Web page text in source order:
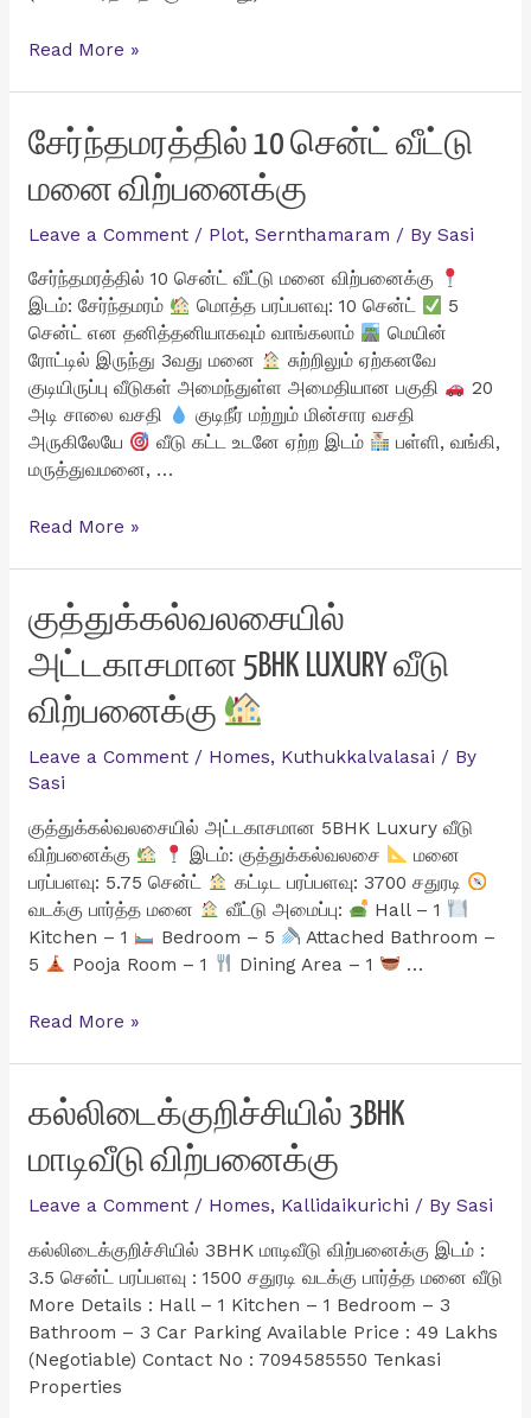
சுரண்டை
4
சென்ட்
வீட்டு
விற்பனைக்கு
Read More »
சேர்ந்தமரத்தில் 10 சென்ட் வீட்டு
மனை விற்பனைக்கு
Leave a Comment / Plot, Sernthamaram / By Sasi
சேர்ந்தமரத்தில் 10 சென்ட் வீட்டு மனை விற்பனைக்கு
இடம்: சேர்ந்தமரம்
மொத்த பரப்பளவு: 10 சென்ட்
5
சென்ட் என தனித்தனியாகவும் வாங்கலாம்
மெயின்
ரோட்டில் இருந்து 3வது மனை
சுற்றிலும் ஏற்கனவே
குடியிருப்பு வீடுகள் அமைந்துள்ள அமைதியான பகுதி
20
அடி சாலை வசதி
குடிநீர் மற்றும் மின்சார வசதி
அருகிலேயே
வீடு கட்ட உடனே ஏற்ற இடம்
பள்ளி, வங்கி,
மருத்துவமனை, …
சேர்ந்தமரத்தில்
வீட்டு
மனை
விற்பனைக்கு
Read More »
குத்துக்கல்வலசையில்
அட்டகாசமான 5BHK LUXURY வீடு
விற்பனைக்கு
Leave a Comment / Homes, Kuthukkalvalasai / By
Sasi
குத்துக்கல்வலசையில் அட்டகாசமான 5BHK Luxury வீடு
விற்பனைக்கு
இடம்: குத்துக்கல்வலசை
மனை
பரப்பளவு: 5.75 சென்ட்
கட்டிட பரப்பளவு: 3700 சதுரடி
வடக்கு பார்த்த மனை
வீட்டு அமைப்பு:
Hall – 1
Kitchen – 1
Bedroom – 5
Attached Bathroom –
5
Pooja Room – 1 Dining Area – 1 …
குத்துக்கல்வலசையில்
Luxury
வீடு
விற்பனைக்கு
Read More »
கல்லிடைக்குறிச்சியில் 3BHK
மாடிவீடு விற்பனைக்கு
Leave a Comment / Homes, Kallidaikurichi / By Sasi
கல்லிடைக்குறிச்சியில் 3BHK மாடிவீடு விற்பனைக்கு இடம் :
3.5 சென்ட் பரப்பளவு : 1500 சதுரடி வடக்கு பார்த்த மனை வீடு
More Details : Hall – 1 Kitchen – 1 Bedroom – 3
Bathroom – 3 Car Parking Available Price : 49 Lakhs
(Negotiable) Contact No : 7094585550 Tenkasi
Properties